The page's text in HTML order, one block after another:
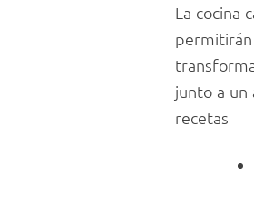
La cocina
junto a un
recetas